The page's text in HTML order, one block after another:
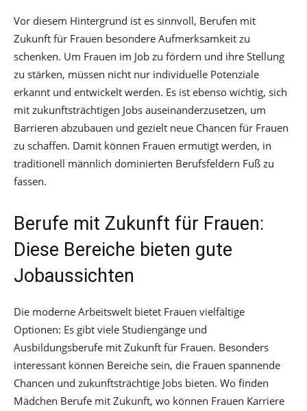
Vor diesem Hintergrund ist es sinnvoll, Berufen mit
Zukunft für Frauen besondere Aufmerksamkeit zu
schenken. Um Frauen im Job zu fördern und ihre Stellung
zu stärken, müssen nicht nur individuelle Potenziale
erkannt und entwickelt werden. Es ist ebenso wichtig, sich
mit zukunftsträchtigen Jobs auseinanderzusetzen, um
Barrieren abzubauen und gezielt neue Chancen für Frauen
zu schaffen. Damit können Frauen ermutigt werden, in
traditionell männlich dominierten Berufsfeldern Fuß zu
fassen.
Berufe mit Zukunft für Frauen:
Diese Bereiche bieten gute
Jobaussichten
Die moderne Arbeitswelt bietet Frauen vielfältige
Optionen: Es gibt viele Studiengänge und
Ausbildungsberufe mit Zukunft für Frauen. Besonders
interessant können Bereiche sein, die Frauen spannende
Chancen und zukunftsträchtige Jobs bieten. Wo finden
Mädchen Berufe mit Zukunft, wo können Frauen Karriere